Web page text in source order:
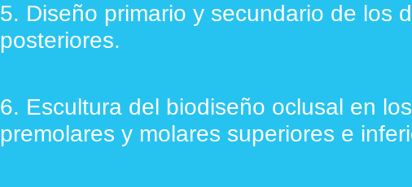
5. Diseño primario y secundario de los
posteriores.
6. Escultura del biodiseño oclusal en los
premolares y molares superiores e